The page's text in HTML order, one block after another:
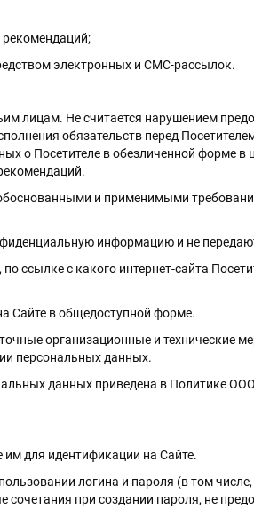
рекомендаций;
электронных и СМС-рассылок.
лицам. Не считается нарушением
обязательств перед
о Посетителе в обезличенной форме в
и применимыми
информацию и не
ссылке с какого интернет-сайта
Сайте в общедоступной форме.
организационные и технические
персональных данных.
данных приведена в Политике
им для идентификации на Сайте.
логина и пароля (в том
при создании пароля, не